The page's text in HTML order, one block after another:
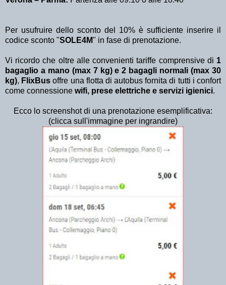
Per usufruire dello sconto del 10% è sufficiente inserire il
codice sconto "SOLE4M" in fase di prenotazione.
Vi ricordo che oltre alle convenienti tariffe comprensive di 1
bagaglio a mano (max 7 kg) e 2 bagagli normali (max 30
kg), FlixBusoffre una flotta di autobus fornita di tutti i confort
come connessione wifi, prese elettriche e servizi igienici.
Ecco lo screenshot di una prenotazione esemplificativa:
(clicca sull'immagine per ingrandire)